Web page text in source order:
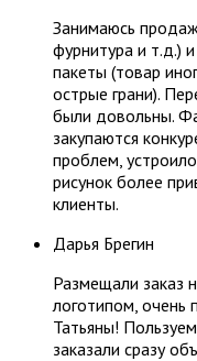
Занимаюсь
фурнитура и т.д.)
пакеты (товар
острые грани).
были довольны.
закупаются
проблем,
рисунок более
клиенты.
​Дарья Брегин
Размещали заказ
логотипом, очень
Татьяны!
заказали сразу